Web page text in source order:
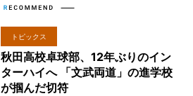
トピックス
秋田高校卓球部、12年ぶりのイン
ターハイへ 「文武両道」の進学校
が掴んだ切符